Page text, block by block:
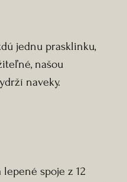
jednu prasklinku,
našou
naveky.
spoje z 12